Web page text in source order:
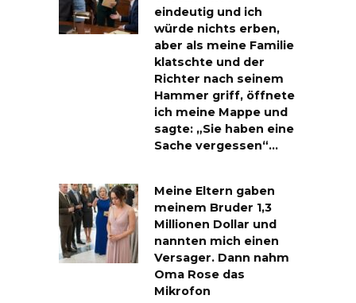
eindeutig und ich
würde nichts erben,
aber als meine Familie
klatschte und der
Richter nach seinem
Hammer griff, öffnete
ich meine Mappe und
sagte: „Sie haben eine
Sache vergessen“…
Meine Eltern gaben
meinem Bruder 1,3
Millionen Dollar und
nannten mich einen
Versager. Dann nahm
Oma Rose das
Mikrofon